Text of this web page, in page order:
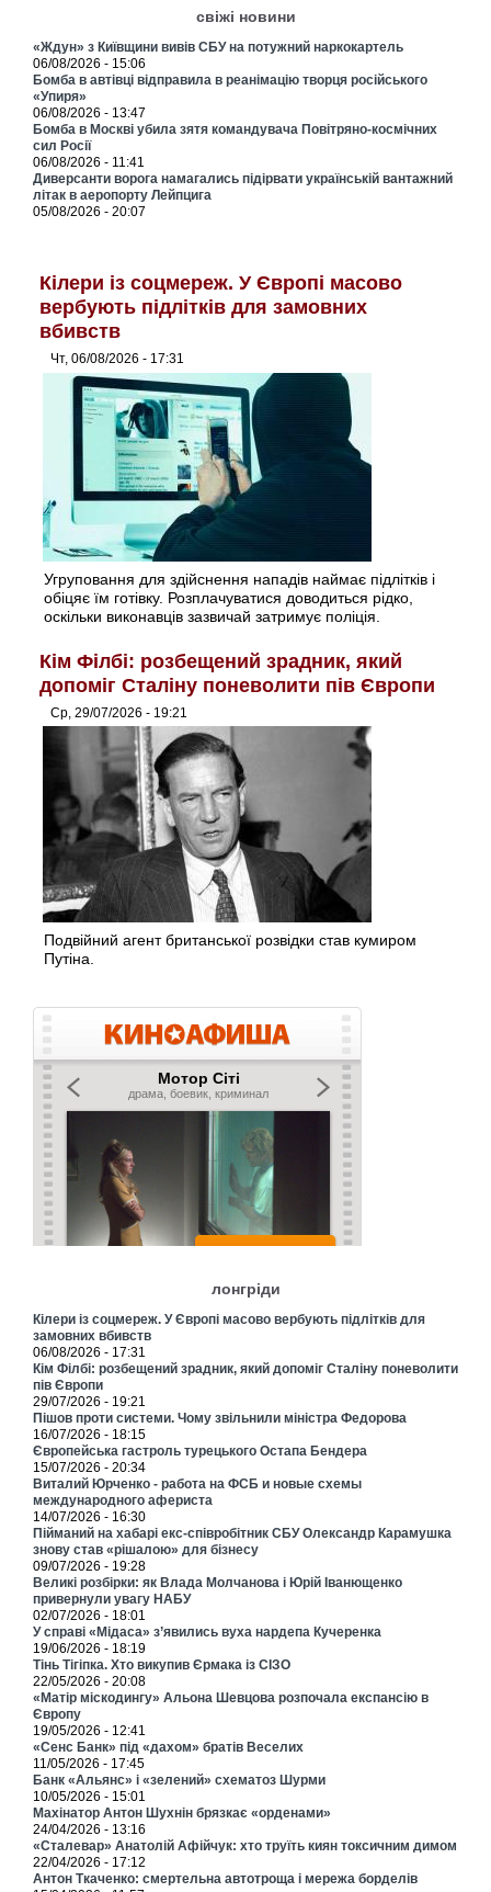
свіжі новини
«Ждун» з Київщини вивів СБУ на потужний наркокартель
06/08/2026 - 15:06
Бомба в автівці відправила в реанімацію творця російського
«Упиря»
06/08/2026 - 13:47
Бомба в Москві убила зятя командувача Повітряно-космічних
сил Росії
06/08/2026 - 11:41
Диверсанти ворога намагались підірвати українській вантажний
літак в аеропорту Лейпцига
05/08/2026 - 20:07
Кілери із соцмереж. У Європі масово
вербують підлітків для замовних
вбивств
Чт, 06/08/2026 - 17:31
Угруповання для здійснення нападів наймає підлітків і
обіцяє їм готівку. Розплачуватися доводиться рідко,
оскільки виконавців зазвичай затримує поліція.
Кім Філбі: розбещений зрадник, який
допоміг Сталіну поневолити пів Європи
Ср, 29/07/2026 - 19:21
Подвійний агент британської розвідки став кумиром
Путіна.
лонгріди
Кілери із соцмереж. У Європі масово вербують підлітків для
замовних вбивств
06/08/2026 - 17:31
Кім Філбі: розбещений зрадник, який допоміг Сталіну поневолити
пів Європи
29/07/2026 - 19:21
Пішов проти системи. Чому звільнили міністра Федорова
16/07/2026 - 18:15
Європейська гастроль турецького Остапа Бендера
15/07/2026 - 20:34
Виталий Юрченко - работа на ФСБ и новые схемы
международного афериста
14/07/2026 - 16:30
Пійманий на хабарі екс-співробітник СБУ Олександр Карамушка
знову став «рішалою» для бізнесу
09/07/2026 - 19:28
Великі розбірки: як Влада Молчанова і Юрій Іванющенко
привернули увагу НАБУ
02/07/2026 - 18:01
У справі «Мідаса» з’явились вуха нардепа Кучеренка
19/06/2026 - 18:19
Тінь Тігіпка. Хто викупив Єрмака із СІЗО
22/05/2026 - 20:08
«Матір міскодингу» Альона Шевцова розпочала експансію в
Європу
19/05/2026 - 12:41
«Сенс Банк» під «дахом» братів Веселих
11/05/2026 - 17:45
Банк «Альянс» і «зелений» схематоз Шурми
10/05/2026 - 15:01
Махінатор Антон Шухнін брязкає «орденами»
24/04/2026 - 13:16
«Сталевар» Анатолій Афійчук: хто труїть киян токсичним димом
22/04/2026 - 17:12
Антон Ткаченко: смертельна автотроща і мережа борделів